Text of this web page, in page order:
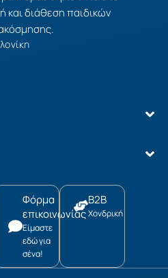
και διάθεση παιδικών
Φόρμα
επικοινωνίας
Είμαστε
εδώ για
σένα!
B2B
Χονδρική